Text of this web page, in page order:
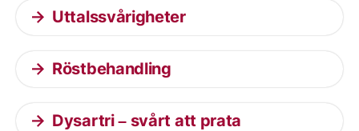
Uttalssvårigheter
Röstbehandling
Dysartri – svårt att prata